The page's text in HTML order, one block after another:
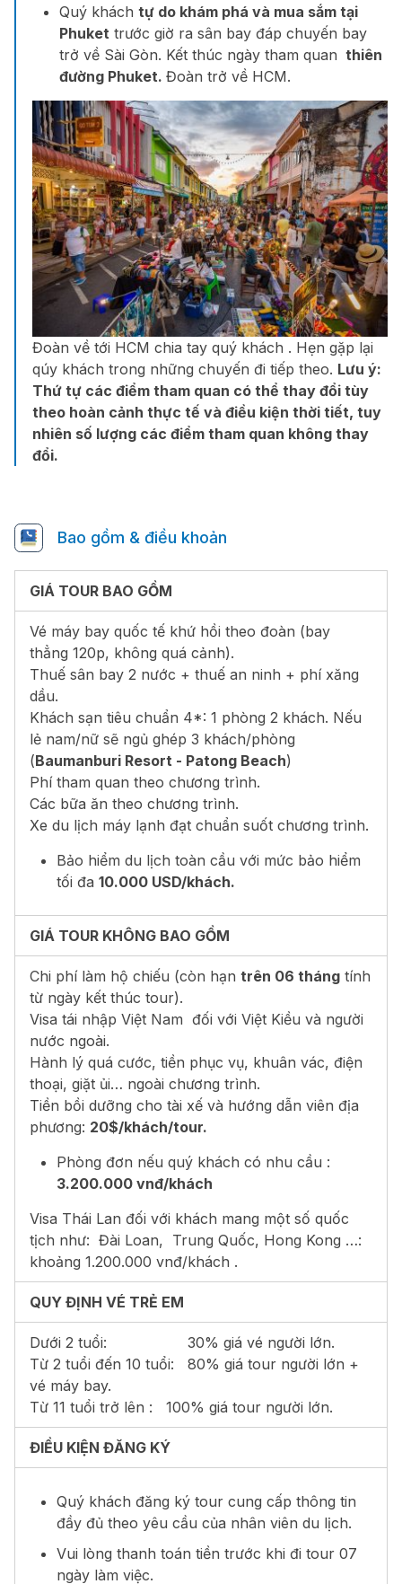
Quý khách tự do khám phá và mua sắm tại
Phuket trước giờ ra sân bay đáp chuyến bay
trở về Sài Gòn. Kết thúc ngày tham quan thiên
đường Phuket. Đoàn trở về HCM.
Đoàn về tới HCM chia tay quý khách . Hẹn gặp lại
qúy khách trong những chuyến đi tiếp theo. Lưu ý:
Thứ tự các điểm tham quan có thể thay đổi tùy
theo hoàn cảnh thực tế và điều kiện thời tiết, tuy
nhiên số lượng các điểm tham quan không thay
đổi.
Bao gồm & điều khoản
GIÁ TOUR BAO GỒM
Vé máy bay quốc tế khứ hồi theo đoàn (bay
thẳng 120p, không quá cảnh).
Thuế sân bay 2 nước + thuế an ninh + phí xăng
dầu.
Khách sạn tiêu chuẩn 4*: 1 phòng 2 khách. Nếu
lẻ nam/nữ sẽ ngủ ghép 3 khách/phòng
(Baumanburi Resort - Patong Beach)
Phí tham quan theo chương trình.
Các bữa ăn theo chương trình.
Xe du lịch máy lạnh đạt chuẩn suốt chương trình.
Bảo hiểm du lịch toàn cầu với mức bảo hiểm
tối đa 10.000 USD/khách.
GIÁ TOUR KHÔNG BAO GỒM
Chi phí làm hộ chiếu (còn hạn trên 06 tháng tính
từ ngày kết thúc tour).
Visa tái nhập Việt Nam đối với Việt Kiều và người
nước ngoài.
Hành lý quá cước, tiền phục vụ, khuân vác, điện
thoại, giặt ủi… ngoài chương trình.
Tiền bồi dưỡng cho tài xế và hướng dẫn viên địa
phương: 20$/khách/tour.
Phòng đơn nếu quý khách có nhu cầu :
3.200.000 vnđ/khách
Visa Thái Lan đối với khách mang một số quốc
tịch như: Đài Loan, Trung Quốc, Hong Kong …:
khoảng 1.200.000 vnđ/khách .
QUY ĐỊNH VÉ TRẺ EM
Dưới 2 tuổi: 30% giá vé người lớn.
Từ 2 tuổi đến 10 tuổi: 80% giá tour người lớn +
vé máy bay.
Từ 11 tuổi trở lên : 100% giá tour người lớn.
ĐIỀU KIỆN ĐĂNG KÝ
Quý khách đăng ký tour cung cấp thông tin
đầy đủ theo yêu cầu của nhân viên du lịch.
Vui lòng thanh toán tiền trước khi đi tour 07
ngày làm việc.